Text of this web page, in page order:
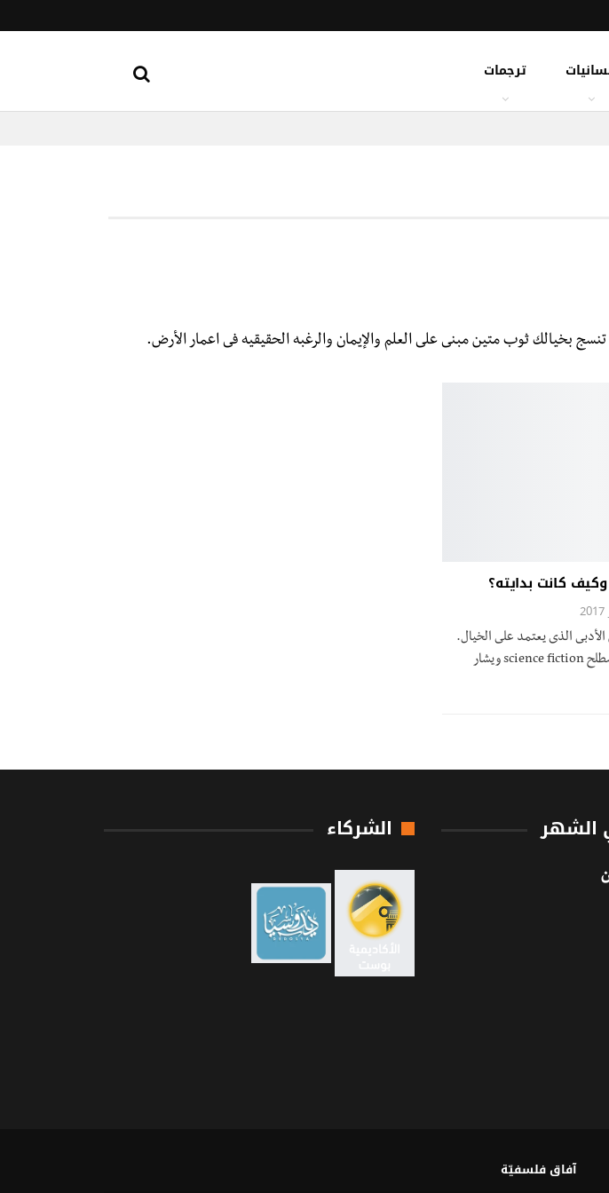
ترجمات
بخيالك ثوب متين مبنى على العلم والإيمان والرغبه الحقيقيه فى اعمار الأرض.
كانت بدايته؟
الذى يعتمد على الخيال.
ويعرف ف اللغه الانجليزية بمصطلح science fiction ويشار
الشهر الشركاء
آفاق فلسفيّة‎